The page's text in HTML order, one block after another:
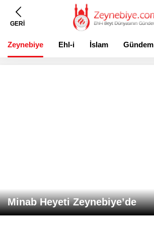
GERİ
Zeynebiye Ehl-i İslam Gündem
Minab Heyeti Zeynebiye’de